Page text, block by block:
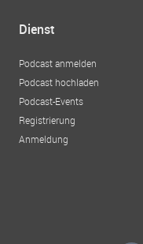
Dienst
Podcast anmelden
Podcast hochladen
Podcast-Events
Registrierung
Anmeldung